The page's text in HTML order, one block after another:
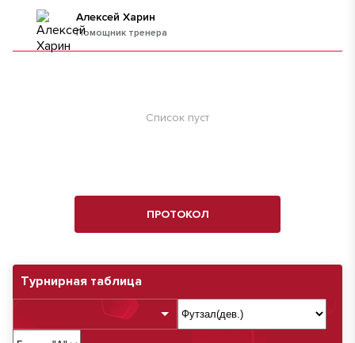
Турнирная таблица
Помощник тренера
Алексей Харин
Список пуст
ПРОТОКОЛ